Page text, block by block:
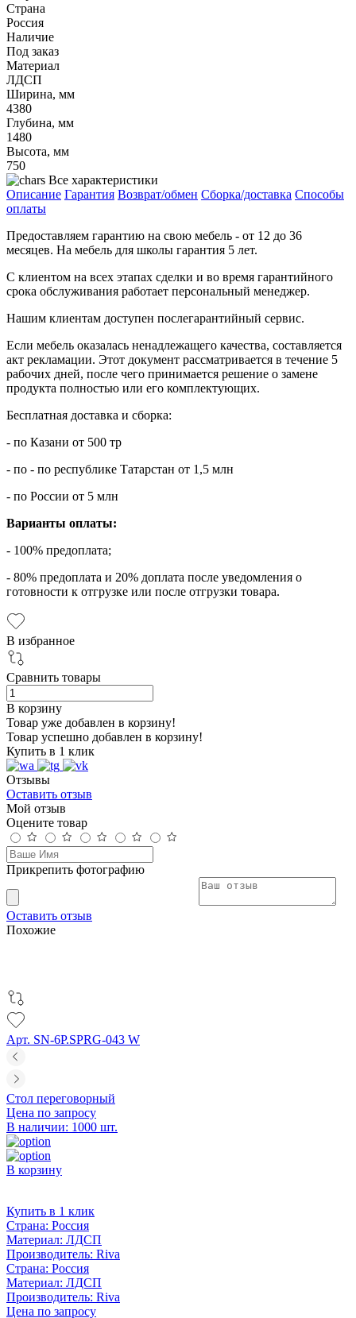
Страна
Россия
Наличие
Под заказ
Материал
ЛДСП
Ширина, мм
4380
Глубина, мм
1480
Высота, мм
750
Все характеристики
Описание Гарантия Возврат/обмен Сборка/доставка Способы
оплаты
Предоставляем гарантию на свою мебель - от 12 до 36
месяцев. На мебель для школы гарантия 5 лет.
С клиентом на всех этапах сделки и во время гарантийного
срока обслуживания работает персональный менеджер.
Нашим клиентам доступен послегарантийный сервис.
Если мебель оказалась ненадлежащего качества, составляется
акт рекламации. Этот документ рассматривается в течение 5
рабочих дней, после чего принимается решение о замене
продукта полностью или его комплектующих.
Бесплатная доставка и сборка:
- по Казани от 500 тр
- по - по республике Татарстан от 1,5 млн
- по России от 5 млн
Варианты оплаты:
- 100% предоплата;
- 80% предоплата и 20% доплата после уведомления о
готовности к отгрузке или после отгрузки товара.
В избранное
Сравнить товары
В корзину
Товар уже добавлен в корзину!
Товар успешно добавлен в корзину!
Купить в 1 клик
Отзывы
Оставить отзыв
Мой отзыв
Оцените товар
Прикрепить фотографию
Оставить отзыв
Похожие
Арт. SN-6P.SPRG-043 W
Стол переговорный
Цена по запросу
В наличии: 1000 шт.
В корзину
Купить в 1 клик
Страна: Россия
Материал: ЛДСП
Производитель: Riva
Страна: Россия
Материал: ЛДСП
Производитель: Riva
Цена по запросу